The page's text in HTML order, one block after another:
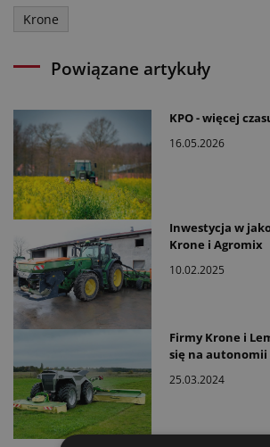
Krone
Powiązane artykuły
KPO - więcej
16.05.2026
Inwestycja w
Krone i Agromix
10.02.2025
Firmy Krone i
się na autonomii
25.03.2024